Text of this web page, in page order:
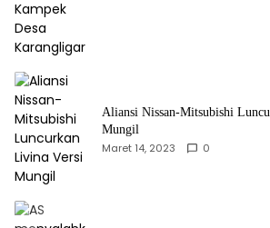
Aliansi Nissan-Mitsubishi
Mungil
Maret 14, 2023 0